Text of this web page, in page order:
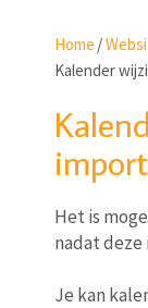
Home /
Kalender
Het is
nadat
Je kan